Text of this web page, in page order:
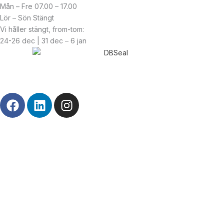
Mån – Fre 07.00 – 17.00
Lör – Sön Stängt
Vi håller stängt, from-tom:
24-26 dec | 31 dec – 6 jan
F
a
L
i
I
n